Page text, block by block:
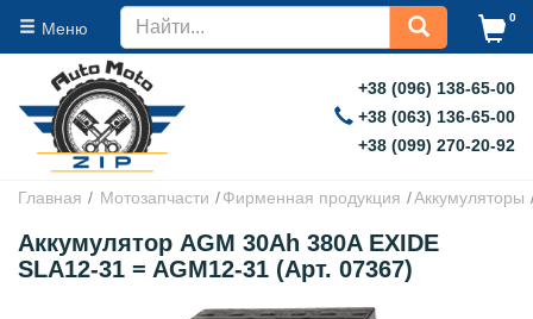
Меню
0
+38 (096) 138-65-00
+38 (063) 136-65-00
+38 (099) 270-20-92
Главная Мотозапчасти Фирменная продукция Аккумуляторы
Аккумулятор AGM 30Ah 380A EXIDE
SLA12-31 = AGM12-31 (Арт. 07367)